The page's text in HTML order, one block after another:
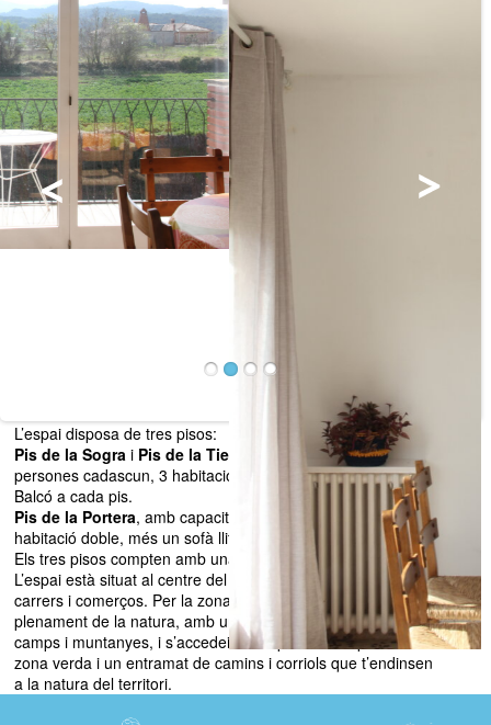
L’espai disposa de tres pisos:
Pis de la Sogra i Pis de la Tieta
, amb capacitat per a 5
persones cadascun, 3 habitacions, 2 dobles i 1 individual.
Balcó a cada pis.
Pis de la Portera, amb capacitat per a 3 persones, una
habitació doble, més un sofà llit. El pis té terrassa.
Els tres pisos compten amb una gran terrassa per compartir.
L’espai està situat al centre del poble, propera a places,
carrers i comerços. Per la zona posterior es gaudeix
plenament de la natura, amb unes fantàstiques vistes a
camps i muntanyes, i s’accedeix a un parc municipal amb
zona verda i un entramat de camins i corriols que t’endinsen
a la natura del territori.